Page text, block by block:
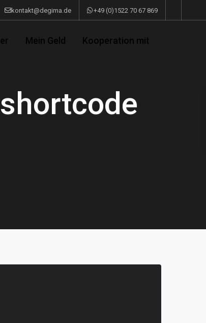
kontakt@degima.de +49 (0)1522 70 67 869
Mein Geld Kooperation mit